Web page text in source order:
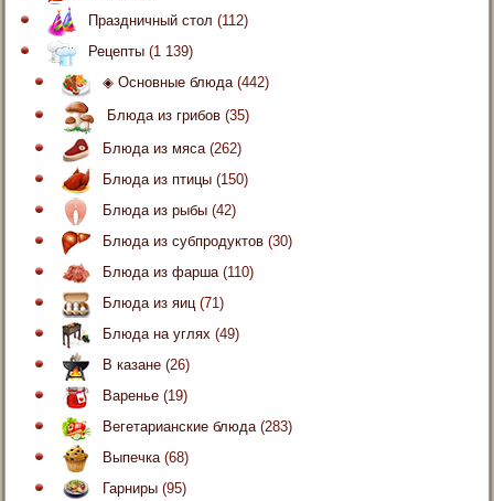
Праздничный стол (112)
Рецепты (1 139)
◈ Основные блюда(442)
Блюда из грибов (35)
Блюда из мяса(262)
Блюда из птицы (150)
Блюда из рыбы (42)
Блюда из субпродуктов (30)
Блюда из фарша(110)
Блюда из яиц(71)
Блюда на углях (49)
В казане (26)
Варенье (19)
Вегетарианские блюда(283)
Выпечка(68)
Гарниры (95)